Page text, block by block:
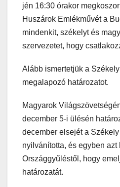
jén 16:30 órakor
Huszárok Emlékművét a
mindenkit, székelyt és
szervezetet, hogy
Alább ismertetjük a
megalapozó határozatot.
Magyarok
december 5-i ülésén
december elsejét a
nyilvánította, és egyben azt
Országgyűléstől, hogy
határozatát.